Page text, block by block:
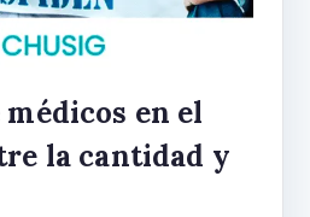
médicos en el
la cantidad y